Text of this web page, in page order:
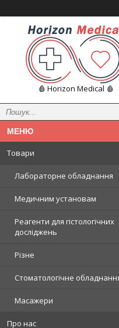
🩸 Horizon Medical 🩸
Товари
Лабораторне обладнання
Медичним установам
Реагенти для гістологічних
досліджень
Різне
Стоматологічне
Масажери
Про нас